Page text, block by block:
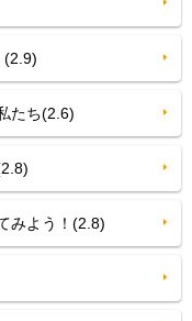
(2.9)
たち(2.6)
みよう！(2.8)